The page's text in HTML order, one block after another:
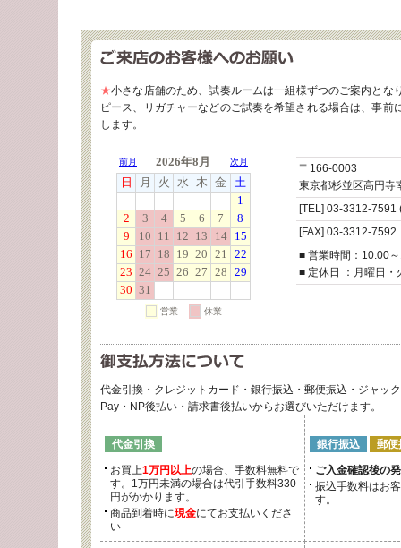
★小さな店舗のため、試奏ルームは一組様ずつのご案内とな
ピース、リガチャーなどのご試奏を希望される場合は、事前
します。
〒166-0003
東京都杉並区高円寺
[TEL] 03-3312-7591
[FAX] 03-3312-7592
■ 営業時間：10:00
■ 定休日 ：月曜日・
代金引換・クレジットカード・銀行振込・郵便振込・ジャッ
Pay・NP後払い・請求書後払いからお選びいただけます。
代金引換
お買上1万円以上の場合、手数料無料で
す。1万円未満の場合は代引手数料330
円がかかります。
商品到着時に現金にてお支払いくださ
い
銀行振込 郵便
ご入金確認後の
振込手数料はお
す。